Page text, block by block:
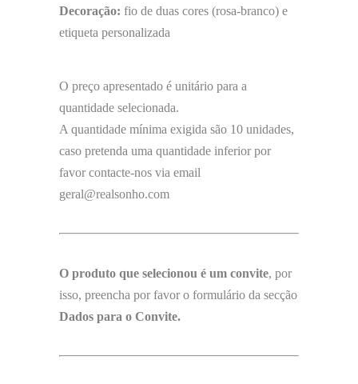
Decoração: fio de duas cores (rosa-branco) e
etiqueta personalizada
O preço apresentado é unitário para a
quantidade selecionada.
A quantidade mínima exigida são 10 unidades,
caso pretenda uma quantidade inferior por
favor contacte-nos via email
geral@realsonho.com
O produto que selecionou é um convite, por
isso, preencha por favor o formulário da secção
Dados para o Convite.